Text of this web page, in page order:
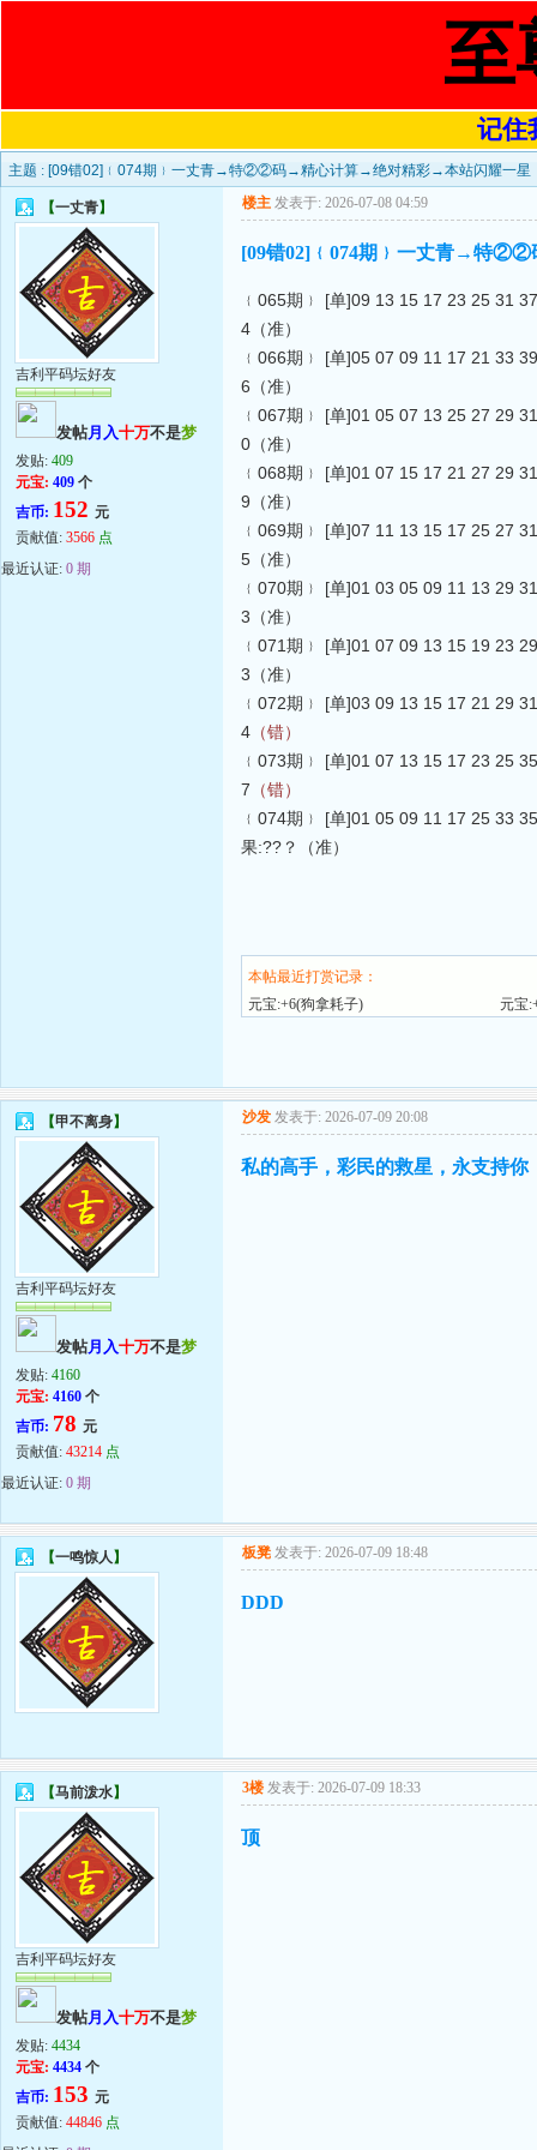
至
记住
主题 : [09错02]﹛074期﹜一丈青→特②②码→精心计算→绝对精彩→本站闪耀一星
【一丈青】
吉利平码坛好友
发帖月入十万不是梦
发贴: 409
元宝: 409 个
吉币: 152 元
贡献值: 3566 点
最近认证: 0 期
楼主 发表于: 2026-07-08 04:59
[09错02]﹛074期﹜一丈青→特
﹛065期﹜ [单]09 13 15 17 23 25 31
4（准）
﹛066期﹜ [单]05 07 09 11 17 21 33
6（准）
﹛067期﹜ [单]01 05 07 13 25 27 29
0（准）
﹛068期﹜ [单]01 07 15 17 21 27 29
9（准）
﹛069期﹜ [单]07 11 13 15 17 25 27
5（准）
﹛070期﹜ [单]01 03 05 09 11 13 29
3（准）
﹛071期﹜ [单]01 07 09 13 15 19 23
3（准）
﹛072期﹜ [单]03 09 13 15 17 21 29
4 （错）
﹛073期﹜ [单]01 07 13 15 17 23 25
7 （错）
﹛074期﹜ [单]01 05 09 11 17 25 33
果:??？（准）
本帖最近打赏记录：
元宝:+6(狗拿耗子)
元宝
【甲不离身】
吉利平码坛好友
发帖月入十万不是梦
发贴: 4160
元宝: 4160 个
吉币: 78 元
贡献值: 43214 点
最近认证: 0 期
沙发 发表于: 2026-07-09 20:08
私的高手，彩民的救星，永支持你
【一鸣惊人 】 板凳 发表于: 2026-07-09 18:48
DDD
【马前泼水】
吉利平码坛好友
发帖月入十万不是梦
发贴: 4434
元宝: 4434 个
吉币: 153 元
贡献值: 44846 点
3楼 发表于: 2026-07-09 18:33
顶